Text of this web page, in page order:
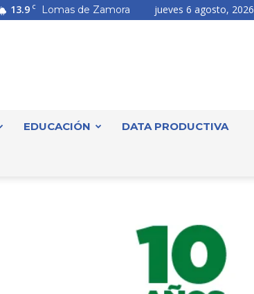
13.9 C Lomas de Zamora jueves 6 agosto, 2026
EDUCACIÓN DATA PRODUCTIVA